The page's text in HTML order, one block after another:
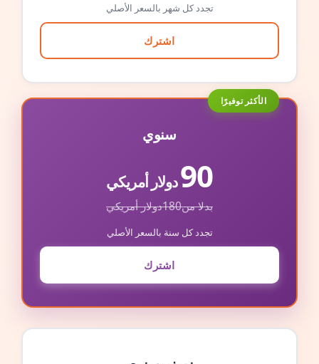
تجدد كل شهر بالسعر الأصلي
اشترك
الأكثر توفيرًا
سنوي
90دولار أمريكي
بدلا من180دولار أمريكي
تجدد كل سنة بالسعر الأصلي
اشترك